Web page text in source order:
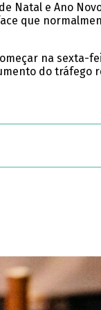
Natal e Ano
que
na
do tráfego